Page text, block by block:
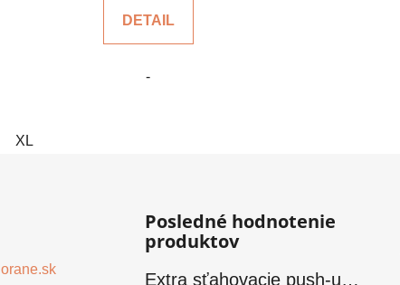
z
hviezdičiek.
DETAIL
-
XL
lorane.sk
Posledné hodnotenie
produktov
Extra sťahovacie push-up mini šortky - biele